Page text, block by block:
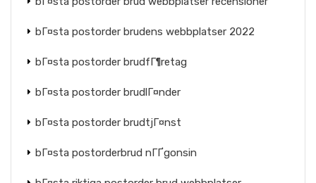
bГ¤sta postorder brudens webbplatser 2022
bГ¤sta postorder brudfГ¶retag
bГ¤sta postorder brudlГ¤nder
bГ¤sta postorder brudtjГ¤nst
bГ¤sta postorderbrud nГҐgonsin